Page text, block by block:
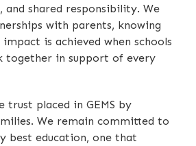
and shared responsibility. We
with parents, knowing
is achieved when schools
together in support of every
placed in GEMS by
We remain committed to
best education, one that